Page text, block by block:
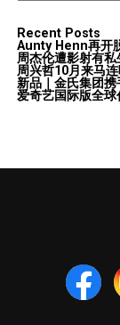
Recent Posts
Aunty Henn再开
周杰伦遭影射有
周兴哲10月来马
新品｜金氏集团
爱奇艺国际版全